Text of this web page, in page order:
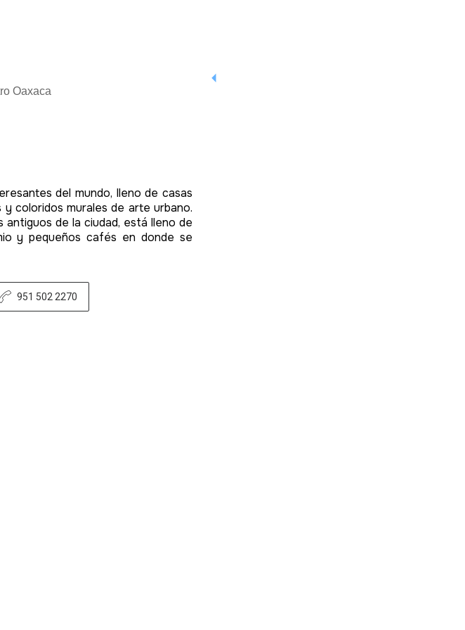
Oaxaca
del mundo, lleno de casas
coloridos murales de arte urbano.
de la ciudad, está lleno de
y pequeños cafés en donde se
951 502 2270